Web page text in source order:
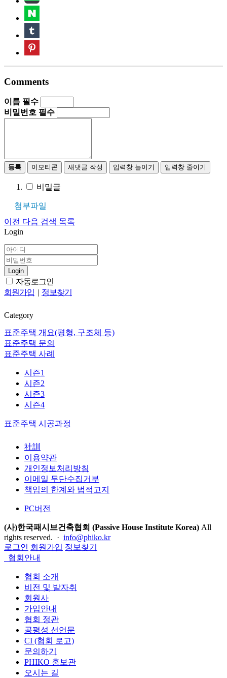
Comments
이름 필수
비밀번호 필수
등록 이모티콘 새댓글 작성 입력창 늘이기 입력창 줄이기
비밀글
첨부파일
이전 다음 검색 목록
Login
Login
자동로그인
회원가입 | 정보찾기
Category
표준주택 개요(평형, 구조체 등)
표준주택 문의
표준주택 사례
시즌1
시즌2
시즌3
시즌4
표준주택 시공과정
社訓
이용약관
개인정보처리방침
이메일 무단수집거부
책임의 한계와 법적고지
PC버전
(사)한국패시브건축협회 (Passive House Institute Korea) All
rights reserved. · info@phiko.kr
로그인 회원가입 정보찾기
협회안내
협회 소개
비전 및 발자취
회원사
가입안내
협회 정관
공평성 선언문
CI (협회 로고)
문의하기
PHIKO 홍보관
오시는 길